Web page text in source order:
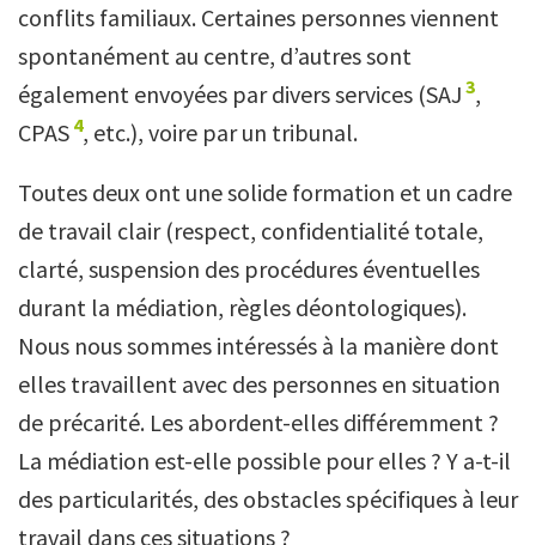
conflits familiaux. Certaines personnes viennent
spontanément au centre, d’autres sont
également envoyées par divers services (SAJ 3,
CPAS 4, etc.), voire par un tribunal.
Toutes deux ont une solide formation et un cadre
de travail clair (respect, confidentialité totale,
clarté, suspension des procédures éventuelles
durant la médiation, règles déontologiques).
Nous nous sommes intéressés à la manière dont
elles travaillent avec des personnes en situation
de précarité. Les abordent-elles différemment ?
La médiation est-elle possible pour elles ? Y a-t-il
des particularités, des obstacles spécifiques à leur
travail dans ces situations ?